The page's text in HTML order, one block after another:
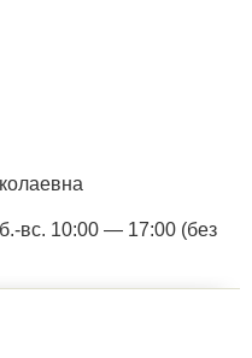
вс. 10:00 — 17:00 (без